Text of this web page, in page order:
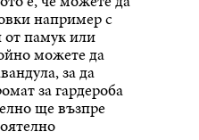
например с
от памук или
можете да
за да
за гардероба
ще възпре